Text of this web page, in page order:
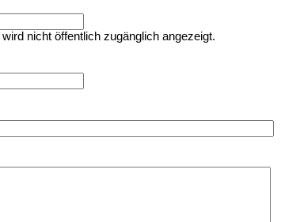
nicht öffentlich zugänglich angezeigt.